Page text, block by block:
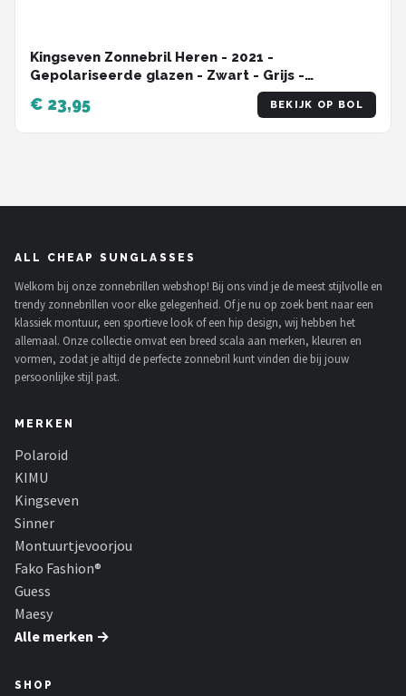
Kingseven Zonnebril Heren - 2021 -
Gepolariseerde glazen - Zwart - Grijs -
€ 23,95 BEKIJK OP BOL
ALL CHEAP SUNGLASSES
Welkom bij onze zonnebrillen webshop! Bij ons vind je de meest stijlvolle en
trendy zonnebrillen voor elke gelegenheid. Of je nu op zoek bent naar een
klassiek montuur, een sportieve look of een hip design, wij hebben het
allemaal. Onze collectie omvat een breed scala aan merken, kleuren en
vormen, zodat je altijd de perfecte zonnebril kunt vinden die bij jouw
persoonlijke stijl past.
MERKEN
Polaroid
KIMU
Kingseven
Sinner
Montuurtjevoorjou
Fako Fashion®
Guess
Maesy
Alle merken →
SHOP